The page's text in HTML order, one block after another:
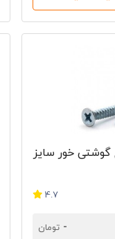
خور سایز
4.7
- تومان